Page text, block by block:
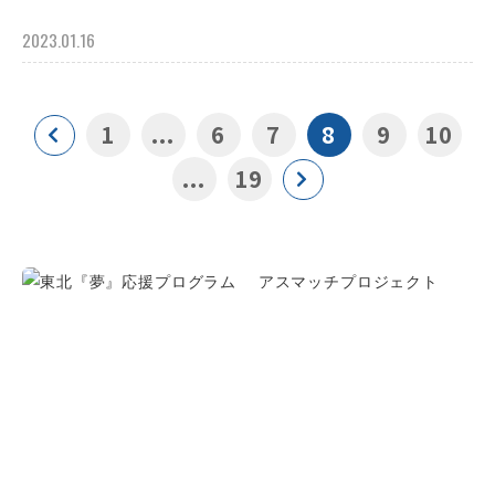
2023.01.16
1 ... 6 7 8 9
10
...
19